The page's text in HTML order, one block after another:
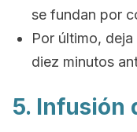
se fundan por
Por último,
diez minutos
5. Infusión